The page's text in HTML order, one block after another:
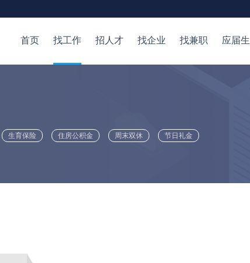
首页 找工作 招人才 找企业 找兼职 应届生
生育保险 住房公积金 周末双休
节日礼金